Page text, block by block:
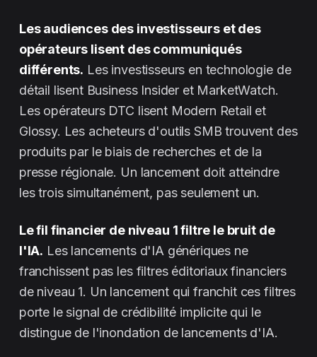
Les audiences des investisseurs et des
opérateurs lisent des communiqués
différents. Les investisseurs en technologie de
détail lisent Business Insider et MarketWatch.
Les opérateurs DTC lisent Modern Retail et
Glossy. Les acheteurs d'outils SMB trouvent des
produits par le biais de recherches et de la
presse régionale. Un lancement doit atteindre
les trois simultanément, pas seulement un.
Le fil financier de niveau 1 filtre le bruit de
l'IA. Les lancements d'IA génériques ne
franchissent pas les filtres éditoriaux financiers
de niveau 1. Un lancement qui franchit ces filtres
porte le signal de crédibilité implicite qui le
distingue de l'inondation de lancements d'IA.